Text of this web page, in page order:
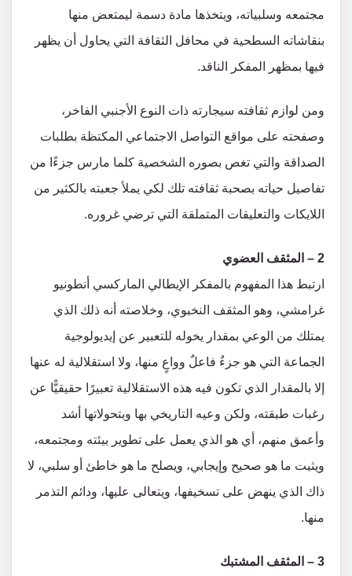
مجتمعه وسلبياته، ويتخذها مادة دسمة ليمتعض منها
بنقاشاته السطحية في محافل الثقافة التي يحاول أن يظهر
فيها بمظهر المفكر الناقد.
ومن لوازم ثقافته سيجارته ذات النوع الأجنبي الفاخر،
وصفحته على مواقع التواصل الاجتماعي المكتظة بطلبات
الصداقة والتي تغص بصوره الشخصية كلما مارس جزءًا من
تفاصيل حياته بصحبة ثقافته تلك لكي يملأ جعبته بالكثير من
اللايكات والتعليقات المتملقة التي ترضي غروره.
2 – المثقف العضوي
ارتبط هذا المفهوم بالمفكر الإيطالي الماركسي أنطونيو
غرامشي، وهو المثقف النخبوي، وخلاصته أنه ذلك الذي
يمتلك من الوعي بمقدار يخوله للتعبير عن إيديولوجية
الجماعة التي هو جزءٌ فاعلٌ وواعٍ منها، ولا استقلالية له عنها
إلا بالمقدار الذي تكون فيه هذه الاستقلالية تعبيرًا حقيقيًّا عن
رغبات طبقته، ولكن وعيه التاريخي بها وبتحولاتها أشد
وأعمق منهم، أي هو الذي يعمل على تطوير بيئته ومجتمعه،
ويثبت ما هو صحيح وإيجابي، ويصلح ما هو خاطئ أو سلبي، لا
ذاك الذي ينهض على تسخيفها، ويتعالى عليها، ودائم التذمر
منها.
3 – المثقف المشتبك